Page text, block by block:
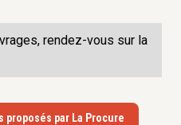
rendez-vous sur la
par La Procure